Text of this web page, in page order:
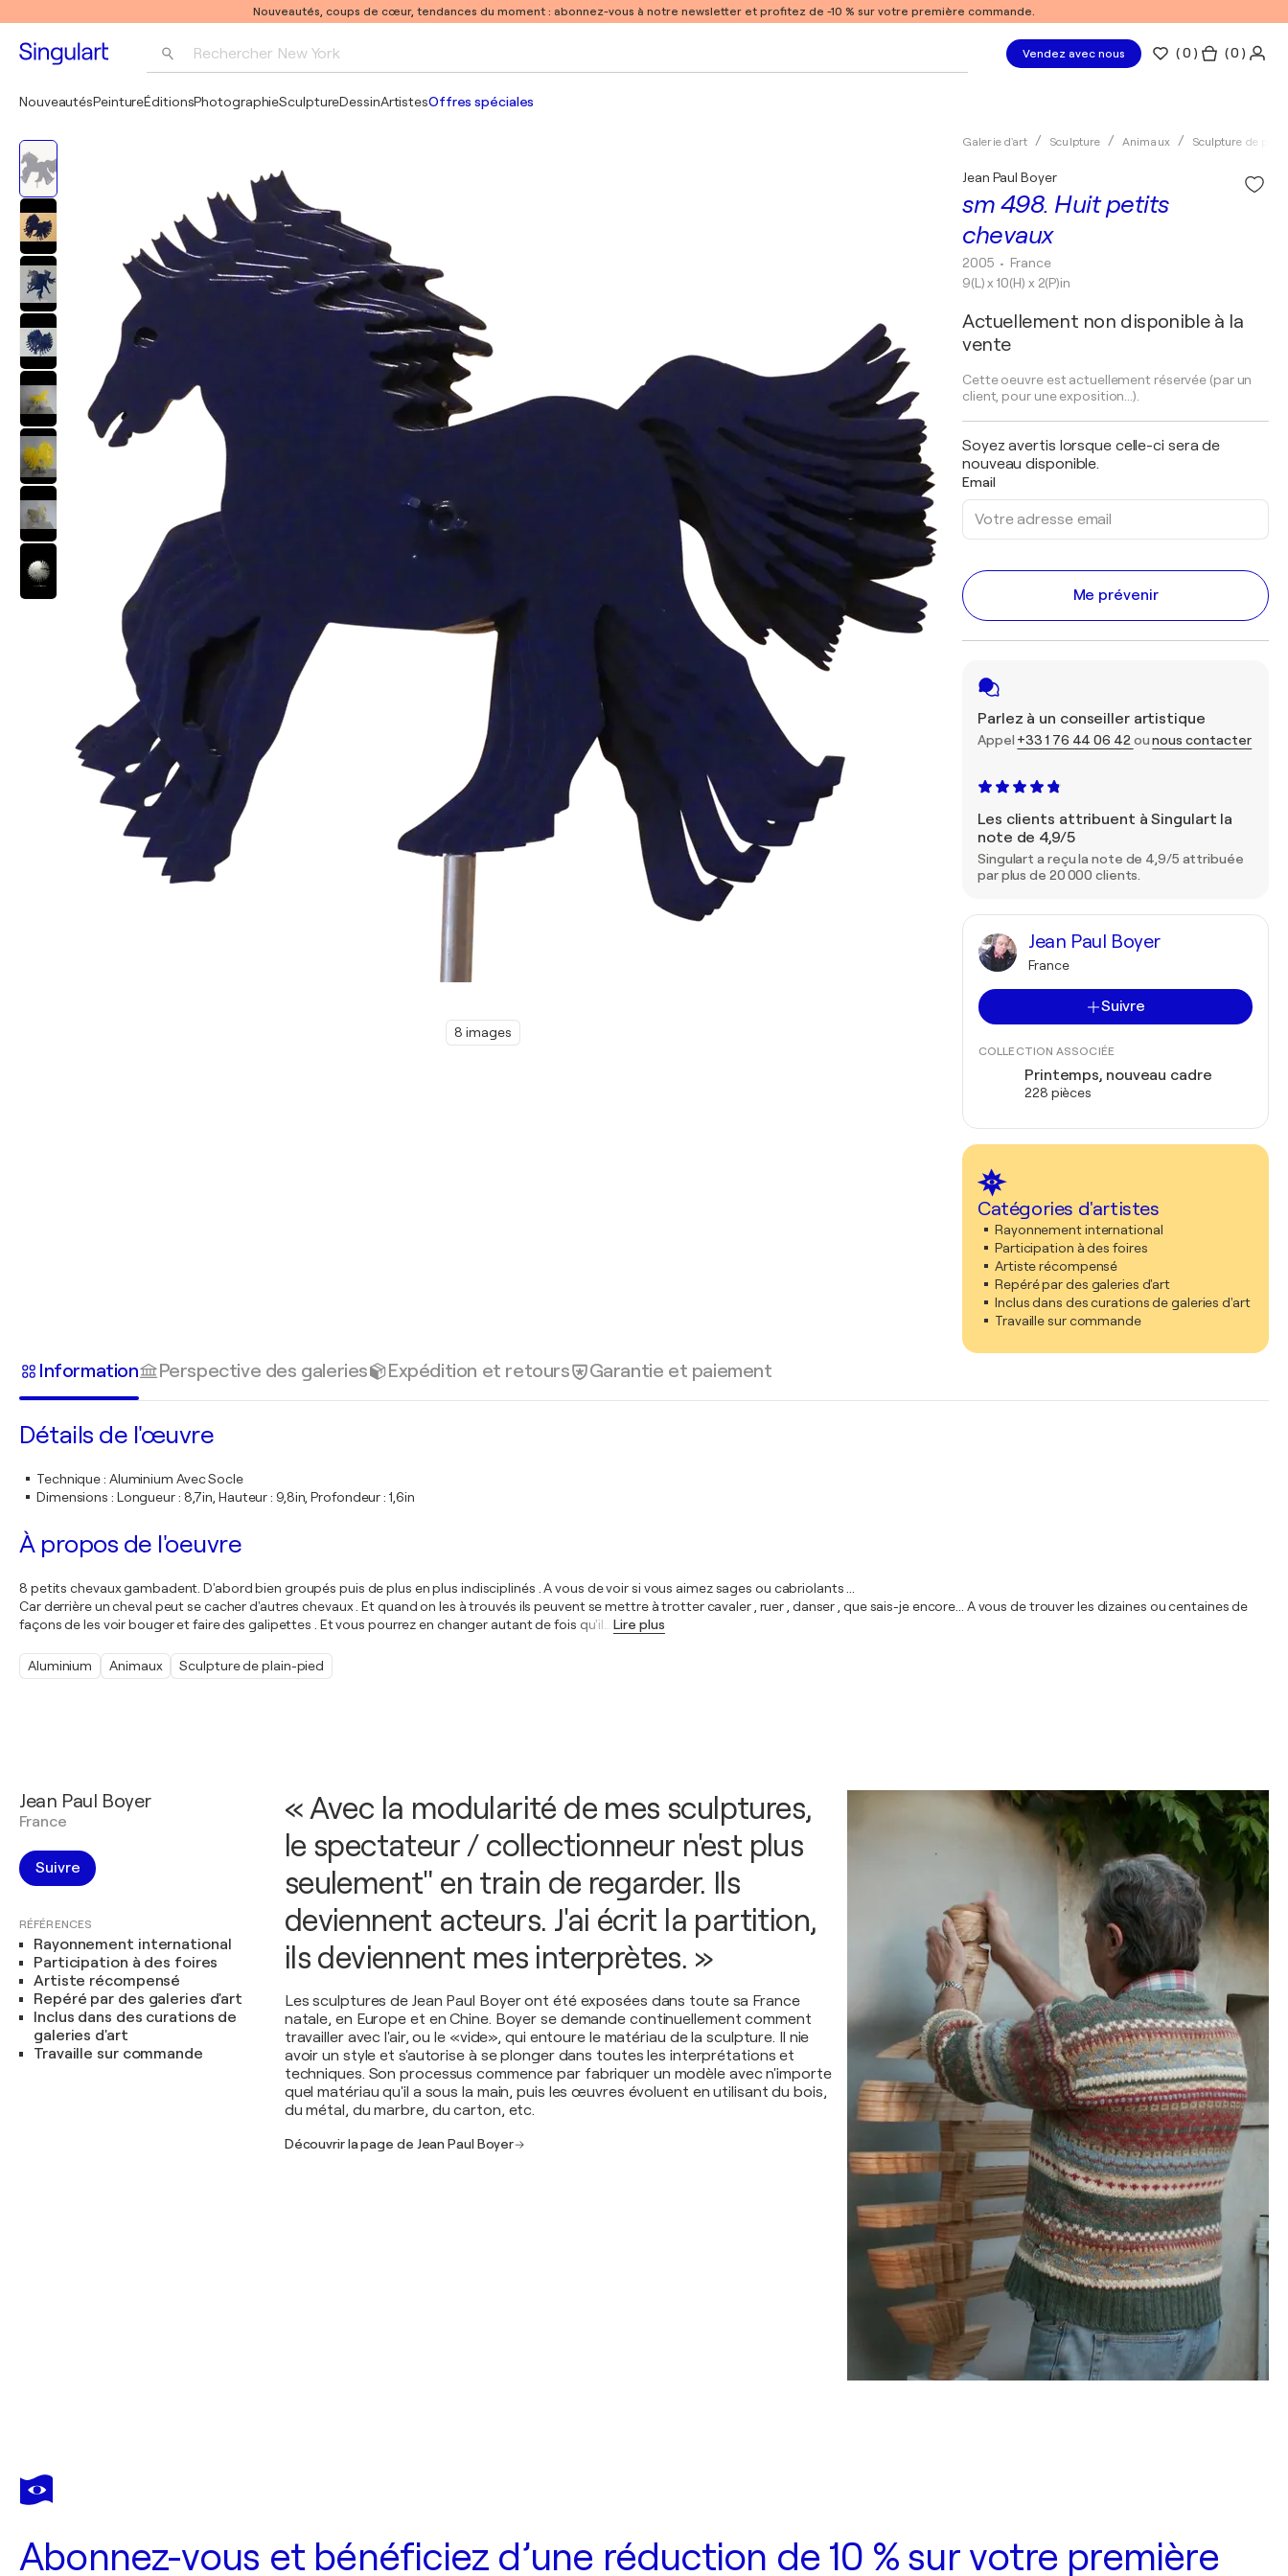
Nouveautés, coups de cœur, tendances du moment : abonnez-vous à notre newsletter et profitez de -10 % sur votre première commande.
Rechercher New York
Pablo Picasso
Vendez avec nous (0 ) ( 0 )
NouveautésPeintureÉditionsPhotographieSculptureDessinArtistesOffres spéciales
8 images
Galerie d'art Sculpture Animaux Sculpture de
sm 498. Huit petits
chevaux
Jean Paul Boyer
2005 • France
9(L) x 10(H) x 2(P)in
Actuellement non disponible à la
vente
Cette oeuvre est actuellement réservée (par un
client, pour une exposition...).
Soyez avertis lorsque celle-ci sera de
nouveau disponible.
Email
Me prévenir
Parlez à un conseiller artistique
Appel +33 1 76 44 06 42 ounous contacter
Les clients attribuent à Singulart la
note de 4,9/5
Singulart a reçu la note de 4,9/5 attribuée
par plus de 20 000 clients.
Jean Paul Boyer
France
Suivre
COLLECTION ASSOCIÉE
Printemps, nouveau cadre
228 pièces
Catégories d'artistes
Rayonnement international
Participation à des foires
Artiste récompensé
Repéré par des galeries d'art
Inclus dans des curations de galeries d'art
Travaille sur commande
Information Perspective des galeries Expédition et retours Garantie et paiement
Détails de l'œuvre
Technique: Aluminium Avec Socle
Dimensions : Longueur : 8,7in, Hauteur : 9,8in, Profondeur : 1,6in
À propos de l'oeuvre
8 petits chevaux gambadent. D'abord bien groupés puis de plus en plus indisciplinés . A vous de voir si vous aimez sages ou cabriolants ...
Car derrière un cheval peut se cacher d'autres chevaux . Et quand on les à trouvés ils peuvent se mettre à trotter cavaler , ruer , danser , que sais-je encore... A vous de trouver les dizaines ou centaines de
façons de les voir bouger et faire des galipettes . Et vous pourrez en changer autant de fois qu'il
Lire plus
Aluminium Animaux Sculpture de plain-pied
Jean Paul Boyer
France
Suivre
RÉFÉRENCES
Rayonnement international
Participation à des foires
Artiste récompensé
Repéré par des galeries d'art
Inclus dans des curations de
galeries d'art
Travaille sur commande
« Avec la modularité de mes sculptures,
le spectateur / collectionneur n'est plus
seulement" en train de regarder. Ils
deviennent acteurs. J'ai écrit la partition,
ils deviennent mes interprètes. »
Les sculptures de Jean Paul Boyer ont été exposées dans toute sa France
natale, en Europe et en Chine. Boyer se demande continuellement comment
travailler avec l'air, ou le «vide», qui entoure le matériau de la sculpture. Il nie
avoir un style et s'autorise à se plonger dans toutes les interprétations et
techniques. Son processus commence par fabriquer un modèle avec n'importe
quel matériau qu'il a sous la main, puis les œuvres évoluent en utilisant du bois,
du métal, du marbre, du carton, etc.
Découvrir la page de Jean Paul Boyer
Abonnez-vous et bénéficiez d’une réduction de 10 % sur votre première